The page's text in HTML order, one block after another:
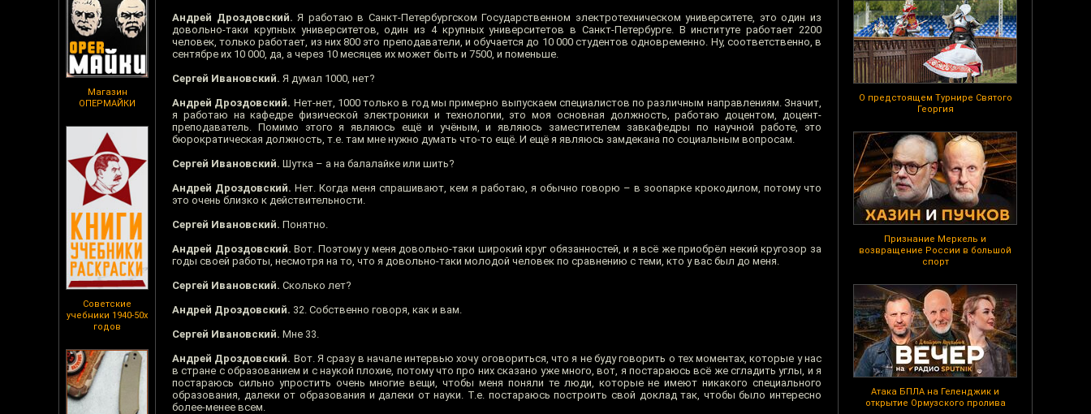
Магазин
ОПЕРМАЙКИ
Советские
учебники 1940-50х
годов
О предстоящем Турнире Святого
Георгия
Признание Меркель и
возвращение России в большой
спорт
Атака БПЛА на Геленджик и
открытие Ормузского пролива
Андрей Дроздовский. Я работаю в Санкт-Петербургском Государственном электротехническом университете, это один из
довольно-таки крупных университетов, один из 4 крупных университетов в Санкт-Петербурге. В институте работает 2200
человек, только работает, из них 800 это преподаватели, и обучается до 10 000 студентов одновременно. Ну, соответственно, в
сентябре их 10 000, да, а через 10 месяцев их может быть и 7500, и поменьше.
Сергей Ивановский. Я думал 1000, нет?
Андрей Дроздовский. Нет-нет, 1000 только в год мы примерно выпускаем специалистов по различным направлениям. Значит,
я работаю на кафедре физической электроники и технологии, это моя основная должность, работаю доцентом, доцент-
преподаватель. Помимо этого я являюсь ещё и учёным, и являюсь заместителем завкафедры по научной работе, это
бюрократическая должность, т.е. там мне нужно думать что-то ещё. И ещё я являюсь замдекана по социальным вопросам.
Сергей Ивановский. Шутка – а на балалайке или шить?
Андрей Дроздовский. Нет. Когда меня спрашивают, кем я работаю, я обычно говорю – в зоопарке крокодилом, потому что
это очень близко к действительности.
Сергей Ивановский. Понятно.
Андрей Дроздовский. Вот. Поэтому у меня довольно-таки широкий круг обязанностей, и я всё же приобрёл некий кругозор за
годы своей работы, несмотря на то, что я довольно-таки молодой человек по сравнению с теми, кто у вас был до меня.
Сергей Ивановский. Сколько лет?
Андрей Дроздовский. 32. Собственно говоря, как и вам.
Сергей Ивановский. Мне 33.
Андрей Дроздовский. Вот. Я сразу в начале интервью хочу оговориться, что я не буду говорить о тех моментах, которые у нас
в стране с образованием и с наукой плохие, потому что про них сказано уже много, вот, я постараюсь всё же сгладить углы, и я
постараюсь сильно упростить очень многие вещи, чтобы меня поняли те люди, которые не имеют никакого специального
образования, далеки от образования и далеки от науки. Т.е. постараюсь построить свой доклад так, чтобы было интересно
более-менее всем.